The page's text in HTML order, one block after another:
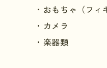
・おもちゃ（フィ
・カメラ
・楽器類